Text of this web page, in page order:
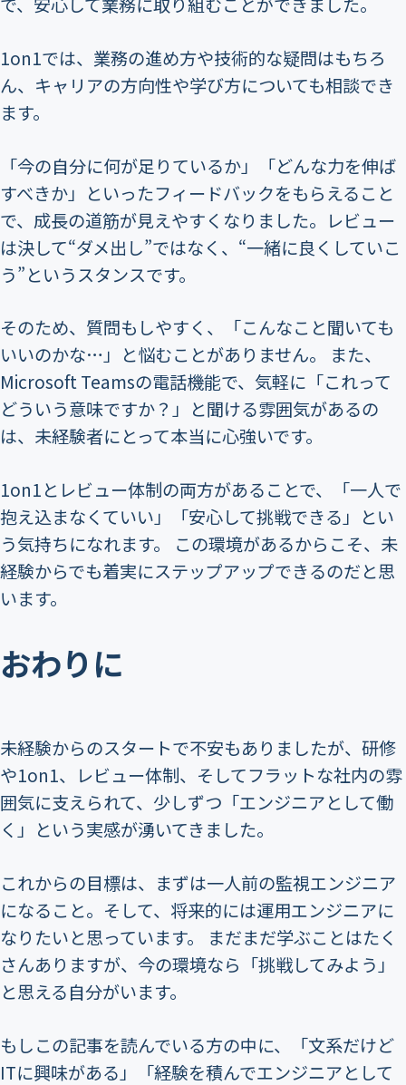
1on1では、業務の進め方や技術的な疑問はもちろ
ん、キャリアの方向性や学び方についても相談でき
ます。
「今の自分に何が足りているか」「どんな力を伸ば
すべきか」といったフィードバックをもらえること
で、成長の道筋が見えやすくなりました。レビュー
は決して“ダメ出し”ではなく、“一緒に良くしていこ
う”というスタンスです。
そのため、質問もしやすく、「こんなこと聞いても
いいのかな…」と悩むことがありません。 また、
Microsoft Teamsの電話機能で、気軽に「これって
どういう意味ですか？」と聞ける雰囲気があるの
は、未経験者にとって本当に心強いです。
1on1とレビュー体制の両方があることで、「一人で
抱え込まなくていい」「安心して挑戦できる」とい
う気持ちになれます。 この環境があるからこそ、未
経験からでも着実にステップアップできるのだと思
います。
おわりに
未経験からのスタートで不安もありましたが、研修
や1on1、レビュー体制、そしてフラットな社内の雰
囲気に支えられて、少しずつ「エンジニアとして働
く」という実感が湧いてきました。
これからの目標は、まずは一人前の監視エンジニア
になること。そして、将来的には運用エンジニアに
なりたいと思っています。 まだまだ学ぶことはたく
さんありますが、今の環境なら「挑戦してみよう」
と思える自分がいます。
もしこの記事を読んでいる方の中に、「文系だけど
ITに興味がある」「経験を積んでエンジニアとして